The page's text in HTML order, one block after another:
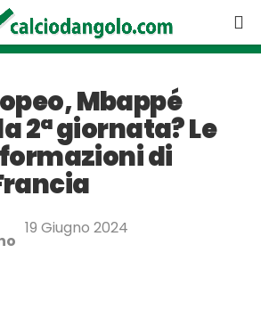
Mbappé
2ª giornata? Le
di
19 Giugno 2024